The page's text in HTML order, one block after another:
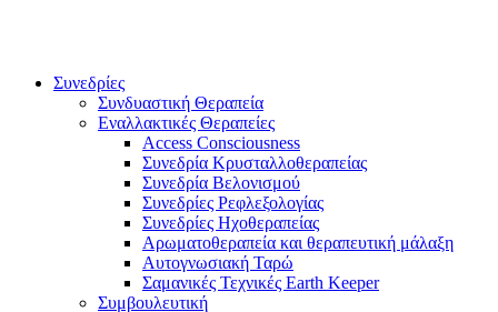
Συνεδρίες
Συνδυαστική Θεραπεία
Εναλλακτικές Θεραπείες
Access Consciousness
Συνεδρία Κρυσταλλοθεραπείας
Συνεδρία Βελονισμού
Συνεδρίες Ρεφλεξολογίας
Συνεδρίες Ηχοθεραπείας
Αρωματοθεραπεία και θεραπευτική μάλαξη
Αυτογνωσιακή Ταρώ
Σαμανικές Τεχνικές Earth Keeper
Συμβουλευτική